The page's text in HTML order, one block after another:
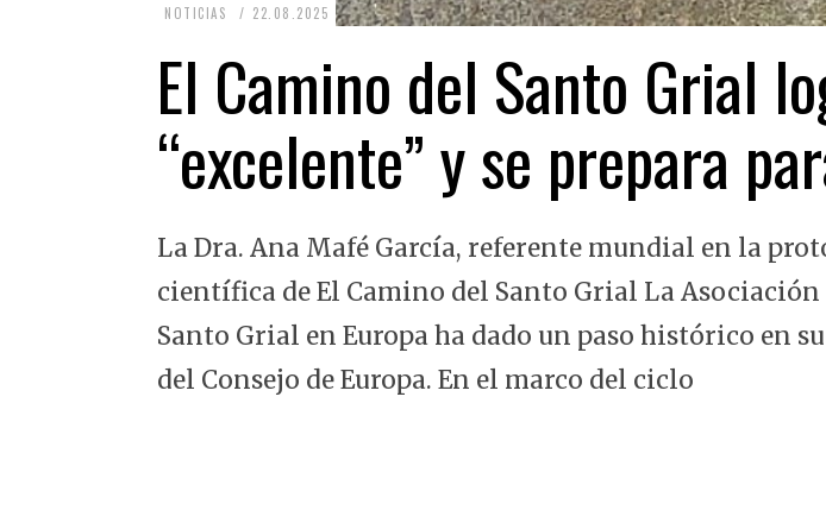
NOTICIAS 22.08.2025 2
.
0
0
2
El Camino del Santo Grial
“excelente” y se prepara
La Dra. Ana Mafé García, referente mundial en la
científica de El Camino del Santo Grial La
Santo Grial en Europa ha dado un paso histórico en
del Consejo de Europa. En el marco del ciclo